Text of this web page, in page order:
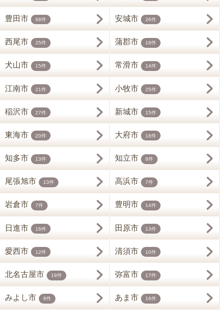
豊田市 68件 安城市 26件
西尾市 25件 蒲郡市 18件
犬山市 15件 常滑市 14件
江南市 21件 小牧市 25件
稲沢市 27件 新城市 15件
東海市 20件 大府市 18件
知多市 13件 知立市 8件
尾張旭市 13件 高浜市 7件
岩倉市 7件 豊明市 14件
日進市 16件 田原市 13件
愛西市 12件 清須市 10件
北名古屋市 19件 弥富市 17件
みよし市 8件 あま市 16件